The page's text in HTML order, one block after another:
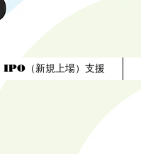
IPO（新規上場）支援